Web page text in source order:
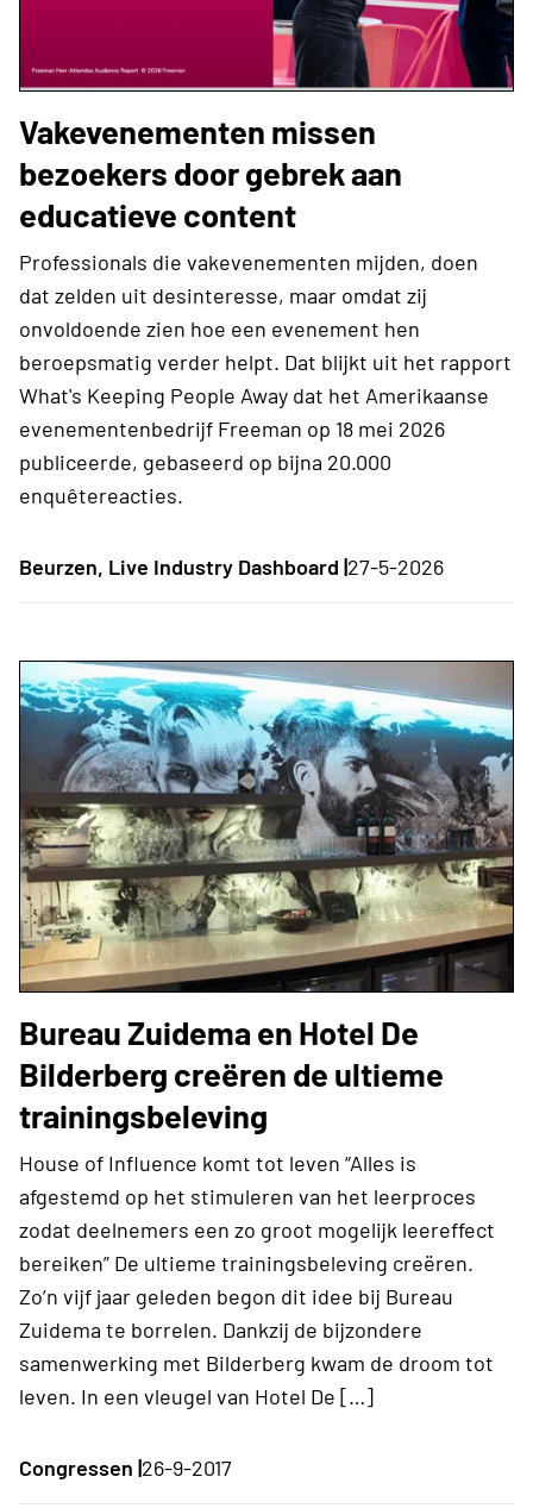
Vakevenementen missen
bezoekers door gebrek aan
educatieve content
Professionals die vakevenementen mijden, doen
dat zelden uit desinteresse, maar omdat zij
onvoldoende zien hoe een evenement hen
beroepsmatig verder helpt. Dat blijkt uit het rapport
What's Keeping People Away dat het Amerikaanse
evenementenbedrijf Freeman op 18 mei 2026
publiceerde, gebaseerd op bijna 20.000
enquêtereacties.
Beurzen, Live Industry Dashboard |27-5-2026
Bureau Zuidema en Hotel De
Bilderberg creëren de ultieme
trainingsbeleving
House of Influence komt tot leven “Alles is
afgestemd op het stimuleren van het leerproces
zodat deelnemers een zo groot mogelijk leereffect
bereiken” De ultieme trainingsbeleving creëren.
Zo’n vijf jaar geleden begon dit idee bij Bureau
Zuidema te borrelen. Dankzij de bijzondere
samenwerking met Bilderberg kwam de droom tot
leven. In een vleugel van Hotel De […]
Congressen |26-9-2017